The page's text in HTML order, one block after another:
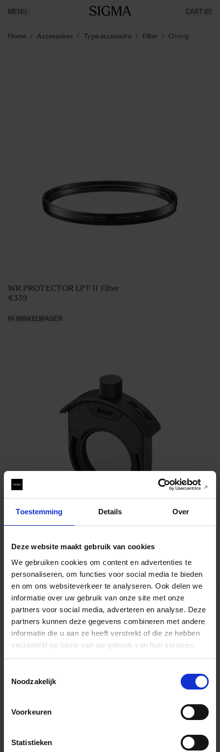
Toestemming Details Over
Deze website maakt gebruik van cookies
We gebruiken cookies om content en advertenties te
personaliseren, om functies voor social media te bieden
en om ons websiteverkeer te analyseren. Ook delen we
informatie over uw gebruik van onze site met onze
partners voor social media, adverteren en analyse. Deze
partners kunnen deze gegevens combineren met andere
informatie die u aan ze heeft verstrekt of die ze hebben
verzameld op basis van uw gebruik van hun services.
Noodzakelijk
Voorkeuren
Statistieken
Producten
Inspiratie
MENU CART (0)
Home / Accessoires / Type accessoire / Filter / Overig
WR PROTECTOR LPT-11 Filter
€339
IN WINKELWAGEN